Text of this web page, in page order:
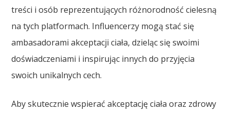
treści i osób reprezentujących różnorodność cielesną
na tych platformach. Influencerzy mogą stać się
ambasadorami akceptacji ciała, dzieląc się swoimi
doświadczeniami i inspirując innych do przyjęcia
swoich unikalnych cech.
Aby skutecznie wspierać akceptację ciała oraz zdrowy